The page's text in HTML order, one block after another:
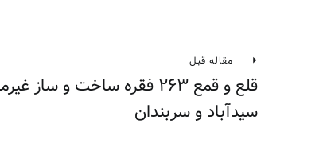
راهبری
نوشته
مقاله قبل
قلع‌ و‌ قمع ۲۶۳ فقره ساخت‌ و
سیدآباد و سربندان